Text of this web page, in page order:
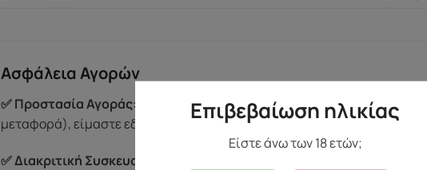
Ασφάλεια Αγορών
✅ Προστασία Αγοράς: Αν υπάρξει κάποιο πρόβλημα με το προϊόν σας
μεταφορά), είμαστε εδώ για εσάς. Η ομάδα μας θα φροντίσει να βρει
✅ Διακριτική Συσκευασία:
Όλες οι παραγγελίες αποστέλλονται σε
Επιβεβαίωση ηλικίας
Είστε άνω των 18 ετών;